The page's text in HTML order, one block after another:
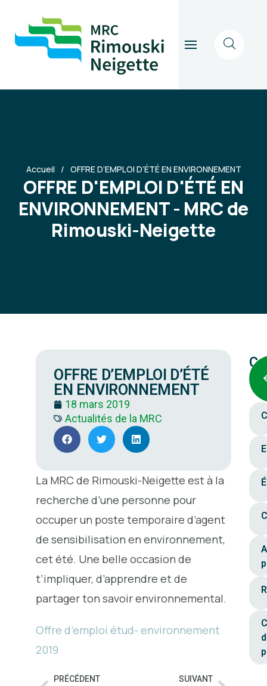
Accueil OFFRE D’EMPLOI D’ÉTÉ EN ENVIRONNEMENT
OFFRE D'EMPLOI D'ÉTÉ EN
ENVIRONNEMENT - MRC de
Rimouski-Neigette
OFFRE D’EMPLOI D’ÉTÉ
EN ENVIRONNEMENT
18 mars 2019
Actualités de la MRC
La MRC de Rimouski-Neigette est à la
recherche d’une personne pour
occuper un poste temporaire d’agent
de sensibilisation en environnement,
cet été. Une belle occasion de
t’impliquer, d’apprendre et de
partager ton savoir environnemental.
Offre d’emploi étud- environnement
2019
PRÉCÉDENT SUIVANT